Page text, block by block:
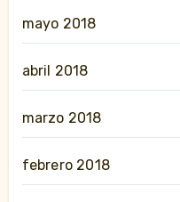
mayo 2018
abril 2018
marzo 2018
febrero 2018